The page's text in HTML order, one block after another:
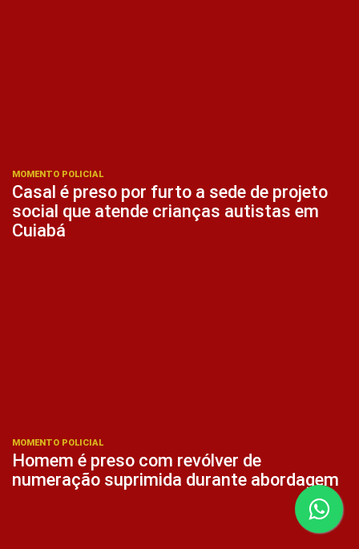
MOMENTO POLICIAL
Casal é preso por furto a sede de projeto
social que atende crianças autistas em
Cuiabá
MOMENTO POLICIAL
Homem é preso com revólver de
numeração suprimida durante abordagem